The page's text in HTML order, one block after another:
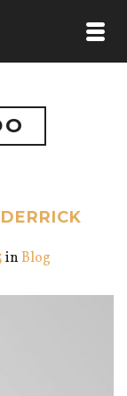
in Blog